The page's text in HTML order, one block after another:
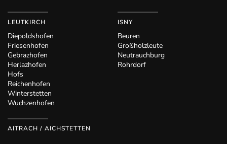
LEUTKIRCH
Diepoldshofen
Friesenhofen
Gebrazhofen
Herlazhofen
Hofs
Reichenhofen
Winterstetten
Wuchzenhofen
AITRACH / AICHSTETTEN
ISNY
Beuren
Großholzleute
Neutrauchburg
Rohrdorf